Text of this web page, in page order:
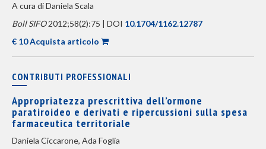
A cura di Daniela Scala
Boll SIFO2012;58(2):75 | DOI 10.1704/1162.12787
€ 10 Acquista articolo
CONTRIBUTI PROFESSIONALI
Appropriatezza prescrittiva dell’ormone
paratiroideo e derivati e ripercussioni sulla spesa
farmaceutica territoriale
Daniela Ciccarone, Ada Foglia